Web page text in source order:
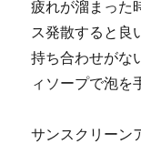
疲れが溜まった
ス発散すると良
持ち合わせがな
ィソープで泡を
サンスクリーン